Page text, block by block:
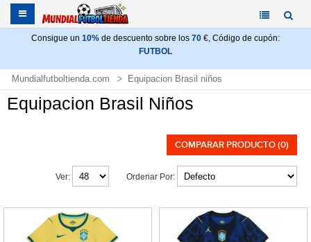
Consigue un 10% de descuento sobre los 70 €, Código de cupón:
FUTBOL
Mundialfutboltienda.com Equipacion Brasil niños
Equipacion Brasil Niños
COMPARAR PRODUCTO (0)
Ordenar Por:
Ver: